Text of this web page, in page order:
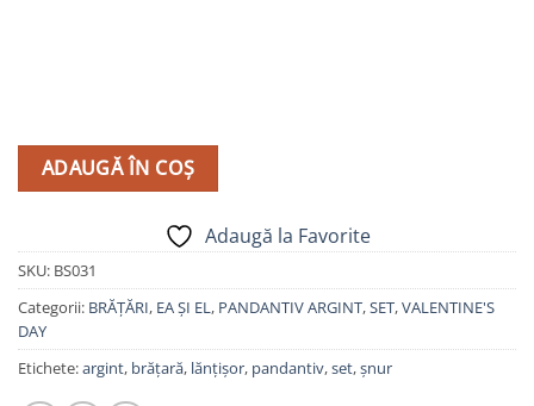
ADAUGĂ ÎN COȘ
Adaugă la Favorite
SKU: BS031
Categorii: BRĂȚĂRI, EA ȘI EL, PANDANTIV ARGINT,SET,VALENTINE'S
DAY
Etichete:argint, brățară, lănțișor, pandantiv,set,șnur